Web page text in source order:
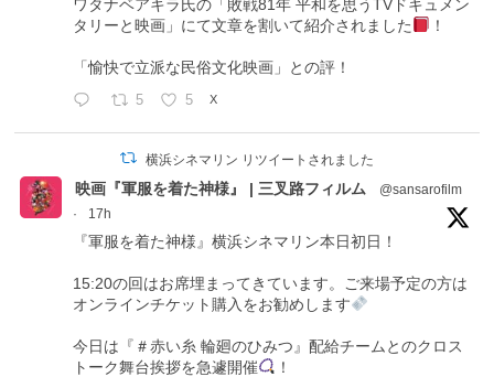
ワタナベアキラ氏の「敗戦81年 平和を思うTVドキュメン
タリーと映画」にて文章を割いて紹介されました
！
「愉快で立派な民俗文化映画」との評！
5 5 X
横浜シネマリン リツイートされました
映画『軍服を着た神様』 | 三叉路フィルム
@sansarofilm
·
17h
『軍服を着た神様』横浜シネマリン本日初日！
15:20の回はお席埋まってきています。ご来場予定の方は
オンラインチケット購入をお勧めします
今日は『＃赤い糸 輪廻のひみつ』配給チームとのクロス
トーク舞台挨拶を急遽開催
！